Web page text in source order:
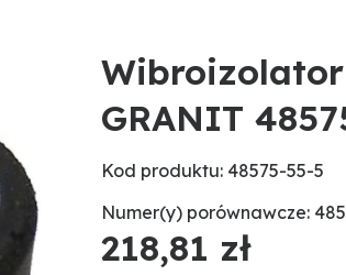
GRANIT
Kod produktu: 48575-55-5
Numer(y) porównawcze:
218,81 zł